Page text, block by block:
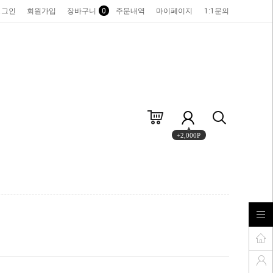
인 회원가입 장바구니 0 주문내역 마이페이지 1:1문의
+2,000P